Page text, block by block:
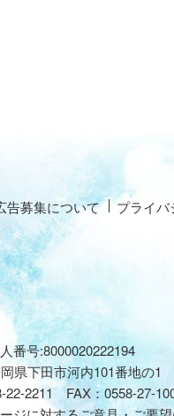
告募集について プライバ
番号:8000020222194
県下田市河内101番地の1
22-2211 FAX：0558-27-